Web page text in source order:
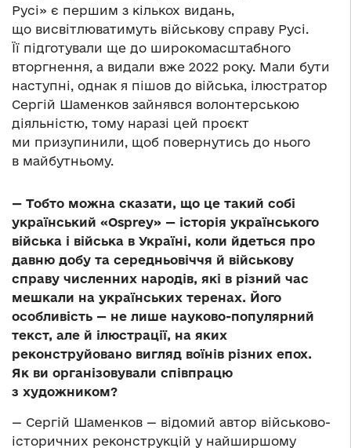
Русі» є першим з кількох видань,
що висвітлюватимуть військову справу Русі.
Її підготували ще до широкомасштабного
вторгнення, а видали вже 2022 року. Мали бути
наступні, однак я пішов до війська, ілюстратор
Сергій Шаменков зайнявся волонтерською
діяльністю, тому наразі цей проєкт
ми призупинили, щоб повернутись до нього
в майбутньому.
— Тобто можна сказати, що це такий собі
український «Osprey» — історія українського
війська і війська в Україні, коли йдеться про
давню добу та середньовіччя й військову
справу численних народів, які в різний час
мешкали на українських теренах. Його
особливість — не лише науково-популярний
текст, але й ілюстрації, на яких
реконструйовано вигляд воїнів різних епох.
Як ви організовували співпрацю
з художником?
— Сергій Шаменков — відомий автор військово-
історичних реконструкцій у найширшому